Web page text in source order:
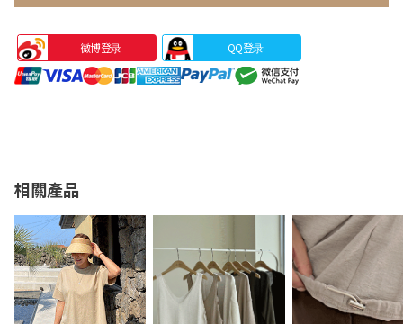
微博登录 QQ登录
相關產品